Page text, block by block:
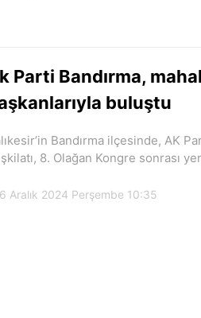
Parti Bandırma,
buluştu
Bandırma ilçesinde, AK
8. Olağan Kongre sonrası
Aralık 2024 Perşembe 10:35